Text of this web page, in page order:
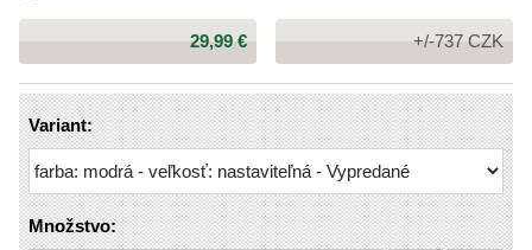
Cena:
29,99 € +/-737 CZK
Variant:
Množstvo: